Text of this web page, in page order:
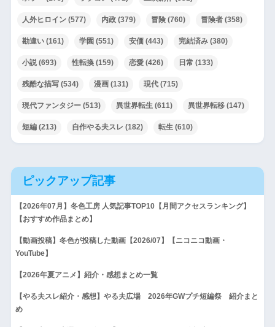
人外ヒロイン(577) 内政(379) 冒険(760) 冒険者(358)
勘違い(161) 学園 (551) 安価(443) 完結済み(380)
小説(693) 性転換(159) 恋愛(426) 日常 (133)
残酷な描写(534) 漫画(131) 現代(715)
現代ファンタジー(513) 異世界転生(611) 異世界転移(147)
短編(213) 自作やる夫スレ (182) 転生(610)
ピックアップ記事
【2026年07月】冬色工房 人気記事TOP10【月間アクセスランキング】
【おすすめ作品まとめ】
【動画投稿】冬色が投稿した動画【2026/07】【ニコニコ動画・
YouTube】
【2026年夏アニメ】紹介・感想まとめ一覧
【やる夫スレ紹介・感想】やる夫広場 2026年GWプチ短編祭 紹介まと
め